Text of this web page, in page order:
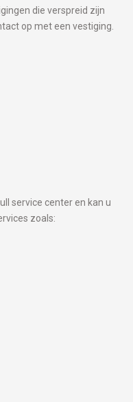
die verspreid zijn
op met een vestiging.
service center en kan u
zoals: